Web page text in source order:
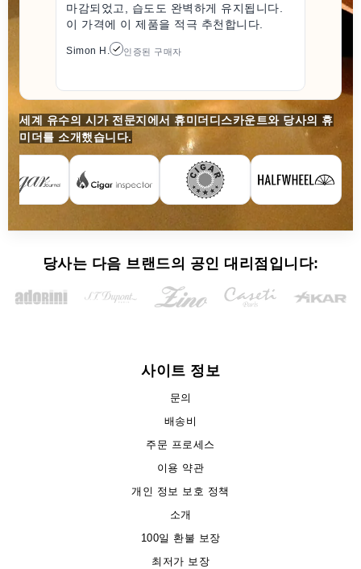
마감되었고, 습도도 완벽하게 유지됩니다.
이 가격에 이 제품을 적극 추천합니다.
Simon H. 인증된 구매자
세계 유수의 시가 전문지에서 휴미더디스카운트와 당사의 휴
미더를 소개했습니다.
당사는 다음 브랜드의 공인 대리점입니다:
사이트 정보
문의
배송비
주문 프로세스
이용 약관
개인 정보 보호 정책
소개
100일 환불 보장
최저가 보장